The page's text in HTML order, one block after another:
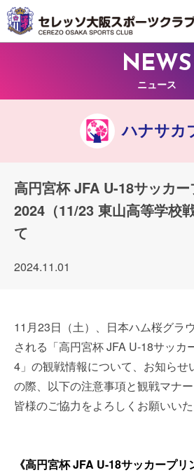
NEWS
ニュース
ハナサカ
高円宮杯 JFA U-18サッカ
2024（11/23 東山高等学校
て
2024.11.01
11月23日（土）、日本ハム桜グラ
される「高円宮杯 JFA U-18サッカ
4」の観戦情報について、お知らせ
の際、以下の注意事項と観戦マナー
皆様のご協力をよろしくお願いいた
《高円宮杯 JFA U-18サッカープ